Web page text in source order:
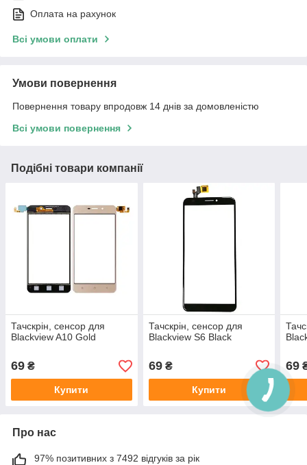
Оплата на рахунок
Всі умови оплати
Умови повернення
Повернення товару впродовж 14 днів за домовленістю
Всі умови повернення
Подібні товари компанії
Тачскрін, сенсор для
Blackview A10 Gold
69 ₴
Купити
Тачскрін, сенсор для
Blackview S6 Black
69₴
Купити
69
Про нас
97% позитивних з 7492 відгуків за рік